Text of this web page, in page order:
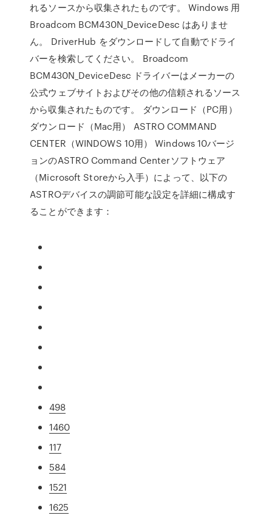
れるソースから収集されたものです。 Windows 用
Broadcom BCM430N_DeviceDesc はありませ
ん。 DriverHub をダウンロードして自動でドライ
バーを検索してください。 Broadcom
BCM430N_DeviceDesc ドライバーはメーカーの
公式ウェブサイトおよびその他の信頼されるソース
から収集されたものです。 ダウンロード（PC用）
ダウンロード（Mac用） ASTRO COMMAND
CENTER（WINDOWS 10用） Windows 10バージ
ョンのASTRO Command Centerソフトウェア
（Microsoft Storeから入手）によって、以下の
ASTROデバイスの調節可能な設定を詳細に構成す
ることができます：
498
1460
117
584
1521
1625